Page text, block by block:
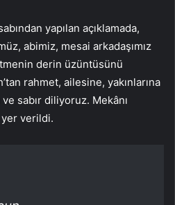
kaçak avın failleri tespit
yaban keçisi için ceza
7, 2026